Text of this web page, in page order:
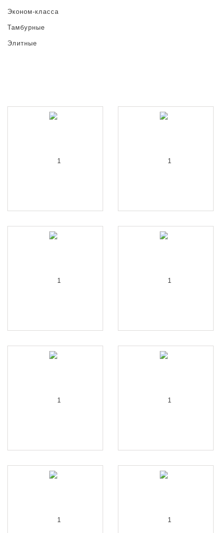
Эконом-класса
Тамбурные
Элитные